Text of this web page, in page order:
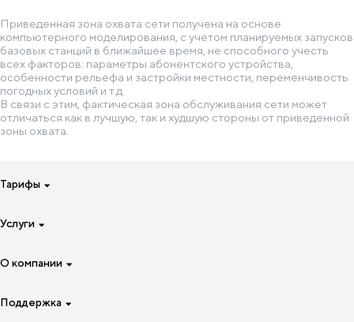
Приведенная зона охвата сети получена на основе
компьютерного моделирования, с учетом планируемых запусков
базовых станций в ближайшее время, не способного учесть
всех факторов: параметры абонентского устройства,
особенности рельефа и застройки местности, переменчивость
погодных условий и т.д.
В связи с этим, фактическая зона обслуживания сети может
отличаться как в лучшую, так и худшую стороны от приведенной
зоны охвата.
Тарифы
Для смартфона на 4 недели
Для роутеров и модемов
Услуги
O!TV и онлайн-кинотеатры
О компании
Преимущества
Поддержка